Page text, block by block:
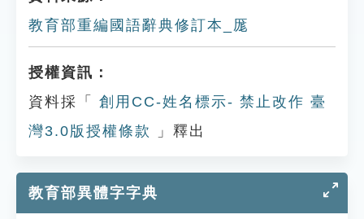
教育部重編國語辭典修訂本_厖
授權資訊：
資料採「
創用CC-姓名標示- 禁止改作 臺
灣3.0版授權條款
」釋出
教育部異體字字典